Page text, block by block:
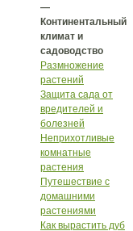
—
Континентальный
климат и
садоводство
Размножение
растений
Защита сада от
вредителей и
болезней
Неприхотливые
комнатные
растения
Путешествие с
домашними
растениями
Как вырастить дуб